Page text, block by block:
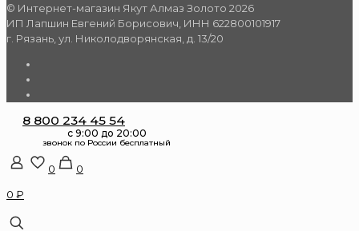
© Интернет-магазин Якут Алмаз Золото 2026
ИП Лапшин Евгений Борисович, ИНН 622800101917
г. Рязань, ул. Николодворянская, д. 13/20
8 800 234 45 54
0
0
0 ₽